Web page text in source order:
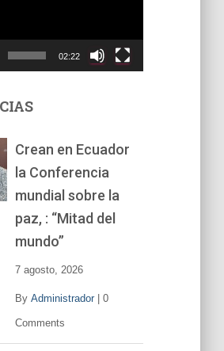
02:22
Crean en Ecuador
la Conferencia
mundial sobre la
paz, : “Mitad del
mundo”
7 agosto, 2026
By Administrador| 0
Comments